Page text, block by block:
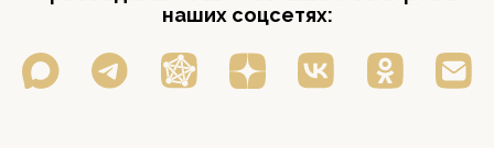
наших соцсетях: